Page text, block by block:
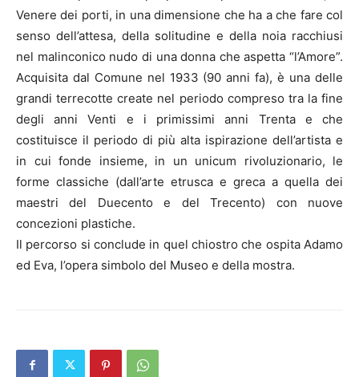
Venere dei porti, in una dimensione che ha a che fare col
senso dell’attesa, della solitudine e della noia racchiusi
nel malinconico nudo di una donna che aspetta “l’Amore”.
Acquisita dal Comune nel 1933 (90 anni fa), è una delle
grandi terrecotte create nel periodo compreso tra la fine
degli anni Venti e i primissimi anni Trenta e che
costituisce il periodo di più alta ispirazione dell’artista e
in cui fonde insieme, in un unicum rivoluzionario, le
forme classiche (dall’arte etrusca e greca a quella dei
maestri del Duecento e del Trecento) con nuove
concezioni plastiche.
Il percorso si conclude in quel chiostro che ospita Adamo
ed Eva, l’opera simbolo del Museo e della mostra.